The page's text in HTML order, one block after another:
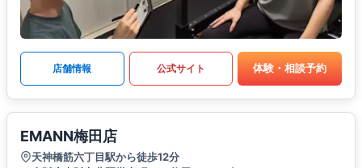
店舗情報 公式サイト 体験・相談予約
EMANN梅田店
天神橋筋六丁目駅から徒歩12分